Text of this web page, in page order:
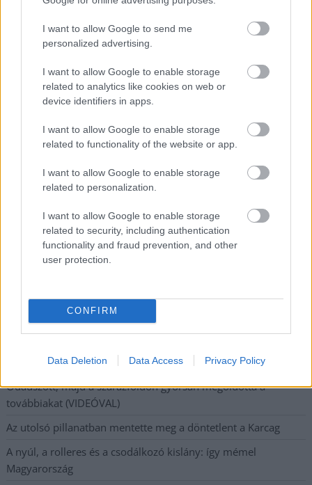
I want to allow Google to send me
personalized advertising.
I want to allow Google to enable storage
related to analytics like cookies on web or
device identifiers in apps.
I want to allow Google to enable storage
related to functionality of the website or app.
I want to allow Google to enable storage
related to personalization.
I want to allow Google to enable storage
related to security, including authentication
functionality and fraud prevention, and other
user protection.
CONFIRM
Data Deletion Data Access Privacy Policy
Hírlevél feliratkozás
meg e-mail címét:
Megismertem és elfogadom a
Nem szeretne lemaradni semmiről? Csak egy kattintás, és hírlevelünk a
legfrissebb információkkal és exkluzív tartalmakkal hétről hétre
A SZOL24 legfrissebb 24 cikke
Hogyan került a Kossuth téri metrómegállóba egy vaddisznó?
Odaúszott, majd a szárazföldön gyorsan megoldotta a
továbbiakat (VIDEÓVAL)
Az utolsó pillanatban mentette meg a döntetlent a Karcag
A nyúl, a rolleres és a csodálkozó kislány: így mémel
Magyarország